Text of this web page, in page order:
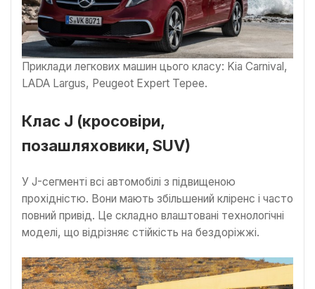
Приклади легкових машин цього класу: Kia Carnival,
LADA Largus, Peugeot Expert Tepee.
Клас J (кросовіри,
позашляховики, SUV)
У J-сегменті всі автомобілі з підвищеною
прохідністю. Вони мають збільшений кліренс і часто
повний привід. Це складно влаштовані технологічні
моделі, що відрізняє стійкість на бездоріжжі.